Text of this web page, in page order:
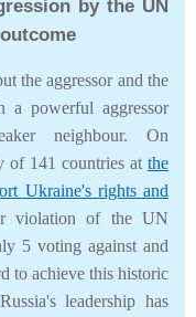
by the UN
the aggressor and the
a powerful aggressor
neighbour. On
of 141 countries at the
Ukraine's rights and
violation of the UN
5 voting against and
to achieve this historic
leadership has